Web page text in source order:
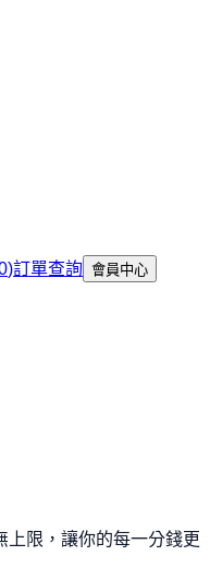
)訂單查詢 會員中心
上限，讓你的每一分錢更